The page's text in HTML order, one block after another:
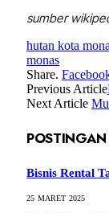
sumber
hutan kota
monas
Share.
Previous Article
Next Article
Bisnis Rental
25 MARET 2025